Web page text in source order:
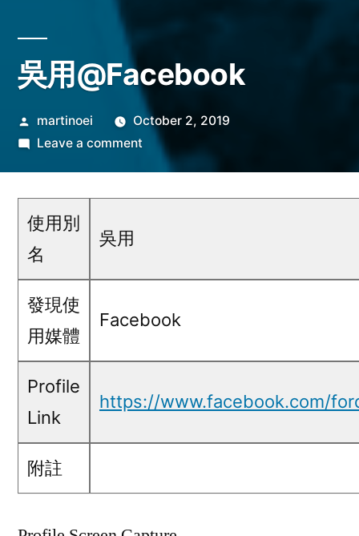
吳用@Facebook
Posted
by
martinoei
October 2, 2019
Leave a commenton
使用別
名
吳用
發現使
用媒體
Facebook
Profile
Link
https://www.facebook.com/
附註